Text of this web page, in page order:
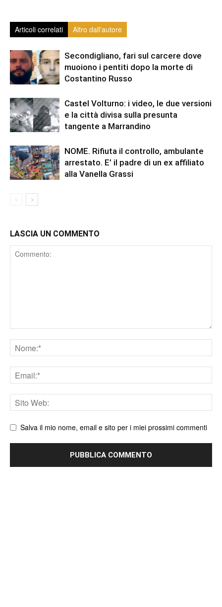
Articoli correlati Altro dall'autore
Secondigliano, fari sul carcere dove
muoiono i pentiti dopo la morte di
Costantino Russo
Castel Volturno: i video, le due versioni
e la città divisa sulla presunta
tangente a Marrandino
NOME. Rifiuta il controllo, ambulante
arrestato. E’ il padre di un ex affiliato
alla Vanella Grassi
LASCIA UN COMMENTO
Comment
Nome
Email
Sito
web
Salva il mio nome, email e sito per i miei prossimi commenti